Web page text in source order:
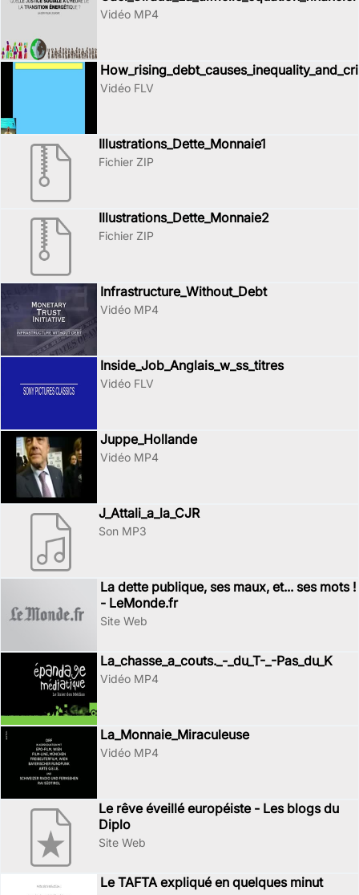
Vidéo MP4
Vidéo FLV
Illustrations_Dette_Monnaie1
Fichier ZIP
Illustrations_Dette_Monnaie2
Fichier ZIP
Infrastructure_Without_Debt
Vidéo MP4
Inside_Job_Anglais_w_ss_titres
Vidéo FLV
Juppe_Hollande
Vidéo MP4
J_Attali_a_la_CJR
Son MP3
La dette publique, ses maux, et... ses mots !
- LeMonde.fr
Site Web
La_chasse_a_couts._-_du_T-_-Pas_du_K
Vidéo MP4
La_Monnaie_Miraculeuse
Vidéo MP4
Le rêve éveillé européiste - Les blogs du
Diplo
Site Web
Le TAFTA expliqué en quelques minut